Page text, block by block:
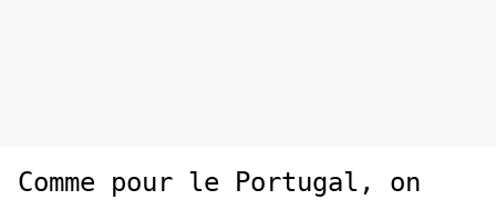
Comme pour le Portugal, on